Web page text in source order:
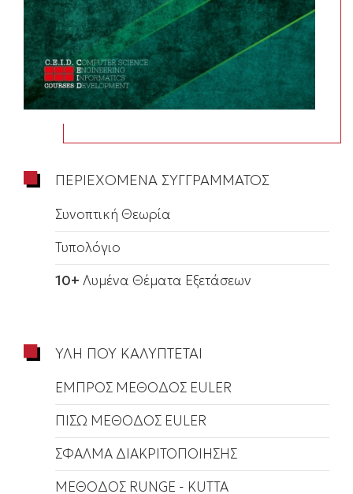
ΠΕΡΙΕΧΟΜΕΝΑ ΣΥΓΓΡΑΜΜΑΤΟΣ
Συνοπτική Θεωρία
Τυπολόγιο
10+ Λυμένα Θέματα Εξετάσεων
ΥΛΗ ΠΟΥ ΚΑΛΥΠΤΕΤΑΙ
ΕΜΠΡΟΣ ΜΕΘΟΔΟΣ EULER
ΠΙΣΩ ΜΕΘΟΔΟΣ EULER
ΣΦΑΛΜΑ ΔΙΑΚΡΙΤΟΠΟΙΗΣΗΣ
ΜΕΘΟΔΟΣ RUNGE - KUTTA